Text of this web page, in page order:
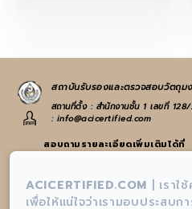
สถาบันรับรองและตรวจสอบวัตถุม
สถานที่ตั้ง : สำนักงานชั้น 1 เลขที่
: info@acicertified.com
สอบถามรายละเอียดเพิ่มเติมได้ที่
:info@acicertified.com
ACICERTIFIED.COM
เราใ
เพื่อให้แน่ใจว่าเรามอบประสบ